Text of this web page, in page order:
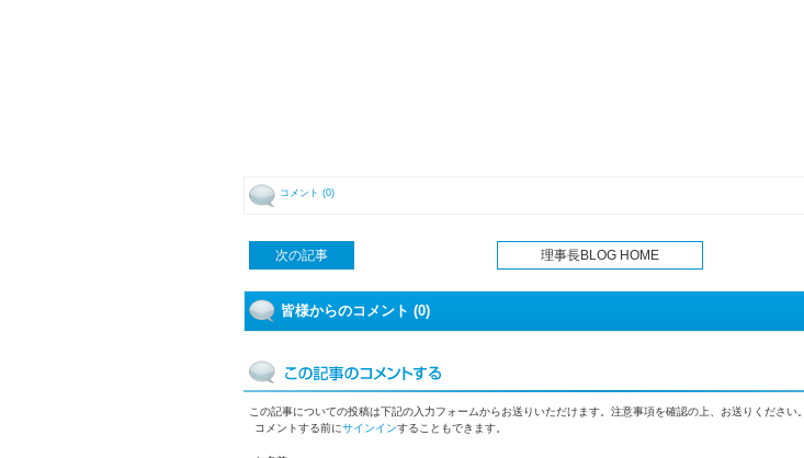
コメント (0)
次の記事 理事長BLOG HOME
皆様からのコメント (0)
この記事についての投稿は下記の入力フォームからお送りいただけます。注意事項を確認の上、お送りください。
コメントする前にサインインすることもできます。